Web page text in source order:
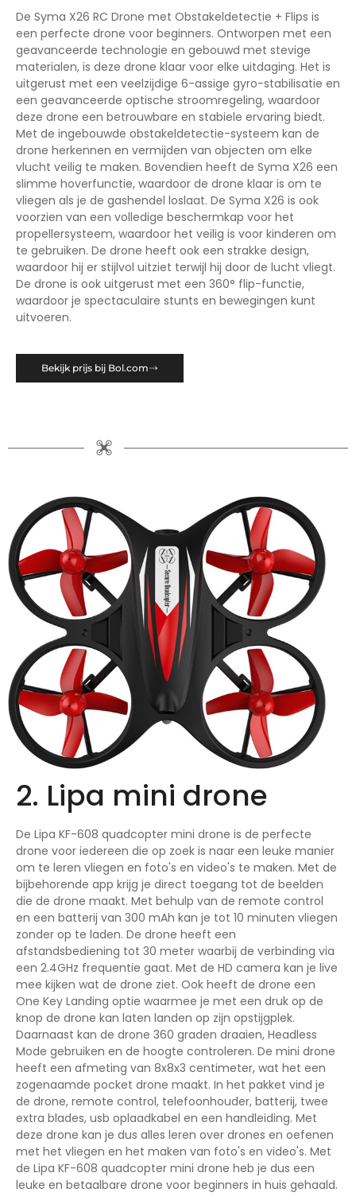
De Syma X26 RC Drone met Obstakeldetectie + Flips is
een perfecte drone voor beginners. Ontworpen met een
geavanceerde technologie en gebouwd met stevige
materialen, is deze drone klaar voor elke uitdaging. Het is
uitgerust met een veelzijdige 6-assige gyro-stabilisatie en
een geavanceerde optische stroomregeling, waardoor
deze drone een betrouwbare en stabiele ervaring biedt.
Met de ingebouwde obstakeldetectie-systeem kan de
drone herkennen en vermijden van objecten om elke
vlucht veilig te maken. Bovendien heeft de Syma X26 een
slimme hoverfunctie, waardoor de drone klaar is om te
vliegen als je de gashendel loslaat. De Syma X26 is ook
voorzien van een volledige beschermkap voor het
propellersysteem, waardoor het veilig is voor kinderen om
te gebruiken. De drone heeft ook een strakke design,
waardoor hij er stijlvol uitziet terwijl hij door de lucht vliegt.
De drone is ook uitgerust met een 360° flip-functie,
waardoor je spectaculaire stunts en bewegingen kunt
uitvoeren.
Bekijk prijs bij Bol.com
2. Lipa mini drone
De Lipa KF-608 quadcopter mini drone is de perfecte
drone voor iedereen die op zoek is naar een leuke manier
om te leren vliegen en foto's en video's te maken. Met de
bijbehorende app krijg je direct toegang tot de beelden
die de drone maakt. Met behulp van de remote control
en een batterij van 300 mAh kan je tot 10 minuten vliegen
zonder op te laden. De drone heeft een
afstandsbediening tot 30 meter waarbij de verbinding via
een 2.4GHz frequentie gaat. Met de HD camera kan je live
mee kijken wat de drone ziet. Ook heeft de drone een
One Key Landing optie waarmee je met een druk op de
knop de drone kan laten landen op zijn opstijgplek.
Daarnaast kan de drone 360 graden draaien, Headless
Mode gebruiken en de hoogte controleren. De mini drone
heeft een afmeting van 8x8x3 centimeter, wat het een
zogenaamde pocket drone maakt. In het pakket vind je
de drone, remote control, telefoonhouder, batterij, twee
extra blades, usb oplaadkabel en een handleiding. Met
deze drone kan je dus alles leren over drones en oefenen
met het vliegen en het maken van foto's en video's. Met
de Lipa KF-608 quadcopter mini drone heb je dus een
leuke en betaalbare drone voor beginners in huis gehaald.